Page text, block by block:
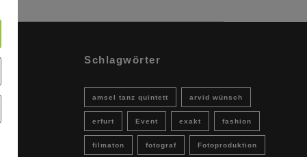
Schlagwörter
amsel tanz quintett arvid wünsch
erfurt Event exakt fashion
filmaton fotograf Fotoproduktion